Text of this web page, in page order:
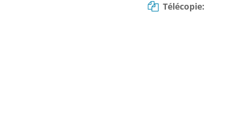
Télécopie: